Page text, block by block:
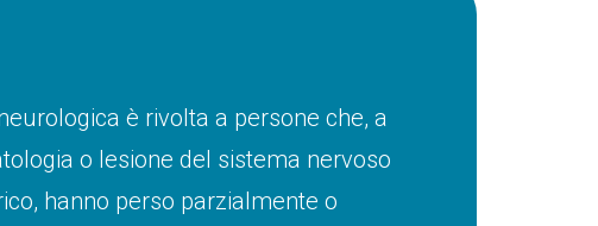
è rivolta a persone che, a
o lesione del sistema nervoso
hanno perso parzialmente o